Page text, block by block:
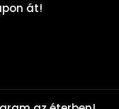
át!